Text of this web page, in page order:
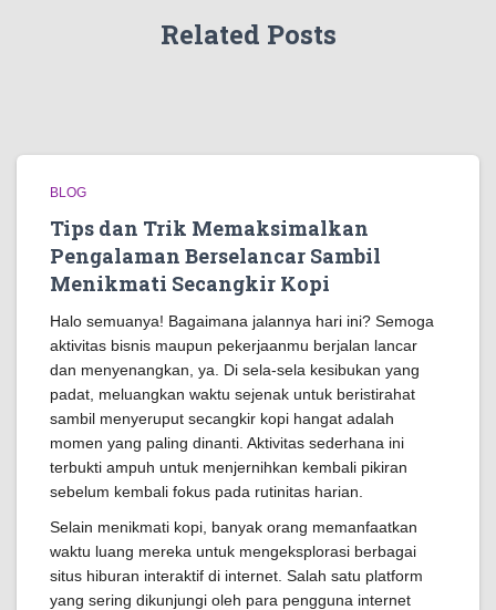
Related Posts
BLOG
Tips dan Trik Memaksimalkan
Pengalaman Berselancar Sambil
Menikmati Secangkir Kopi
Halo semuanya! Bagaimana jalannya hari ini? Semoga
aktivitas bisnis maupun pekerjaanmu berjalan lancar
dan menyenangkan, ya. Di sela-sela kesibukan yang
padat, meluangkan waktu sejenak untuk beristirahat
sambil menyeruput secangkir kopi hangat adalah
momen yang paling dinanti. Aktivitas sederhana ini
terbukti ampuh untuk menjernihkan kembali pikiran
sebelum kembali fokus pada rutinitas harian.
Selain menikmati kopi, banyak orang memanfaatkan
waktu luang mereka untuk mengeksplorasi berbagai
situs hiburan interaktif di internet. Salah satu platform
yang sering dikunjungi oleh para pengguna internet